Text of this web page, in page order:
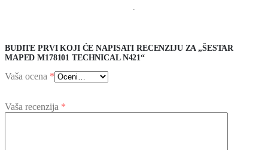
BUDITE PRVI KOJI ĆE NAPISATI RECENZIJU ZA „ŠESTAR
MAPED M178101 TECHNICAL N421“
Vaša ocena *
Vaša recenzija *